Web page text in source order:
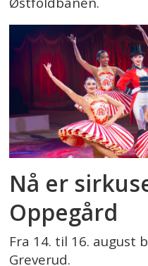
Nå er
Oppegård
Fra 14. til 16. august
Greverud.